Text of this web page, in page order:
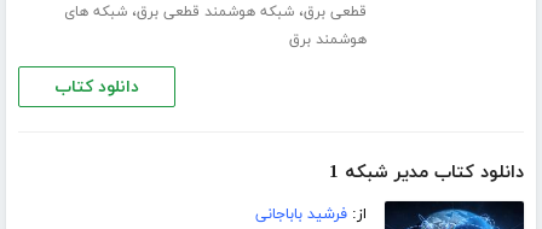
قطعی برق،شبکه هوشمند قطعی برق،شبکه های
هوشمند برق
دانلود کتاب
دانلود کتاب مدیر شبکه 1
از:فرشید باباجانی